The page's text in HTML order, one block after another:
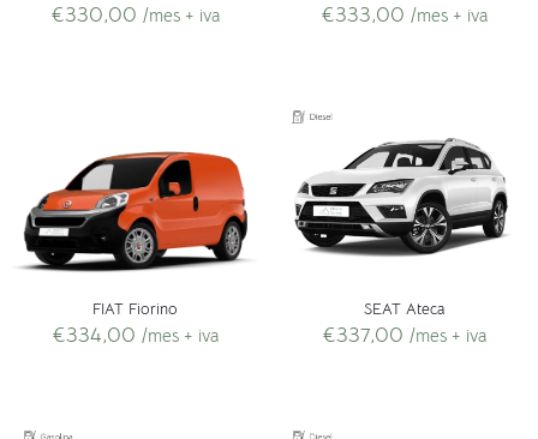
€330,00 /mes + iva €333,00 /mes + iva
FIAT Fiorino
€334,00 /mes + iva
SEAT Ateca
€337,00 /mes + iva